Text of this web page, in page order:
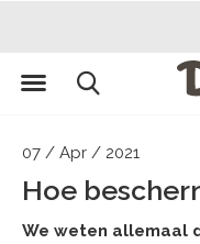
07 / Apr / 2021
Hoe
We weten allemaal